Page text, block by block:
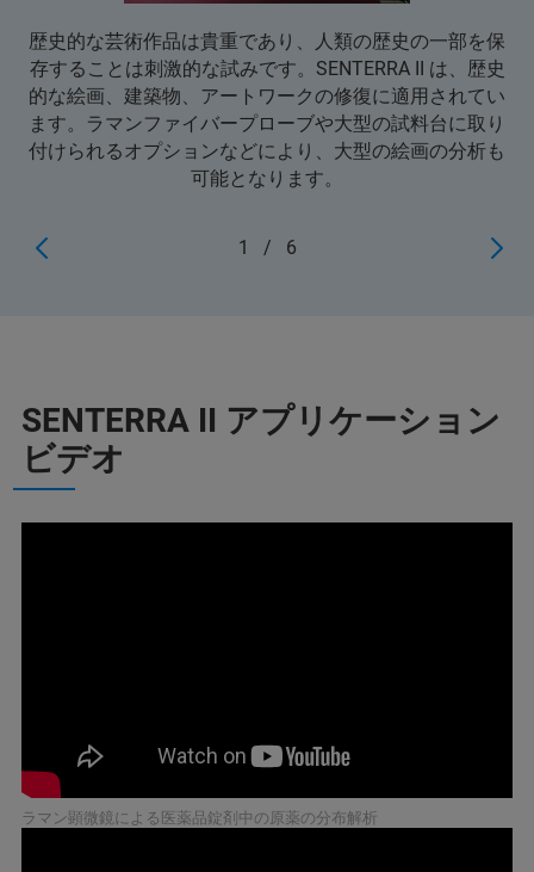
歴史的な芸術作品は貴重であり、人類の歴史の一部を保
存することは刺激的な試みです。SENTERRA II は、歴史
的な絵画、建築物、アートワークの修復に適用されてい
ます。ラマンファイバープローブや大型の試料台に取り
付けられるオプションなどにより、大型の絵画の分析も
可能となります。
1 / 6
SENTERRA II アプリケーション
ビデオ
ラマン顕微鏡による医薬品錠剤中の原薬の分布解析